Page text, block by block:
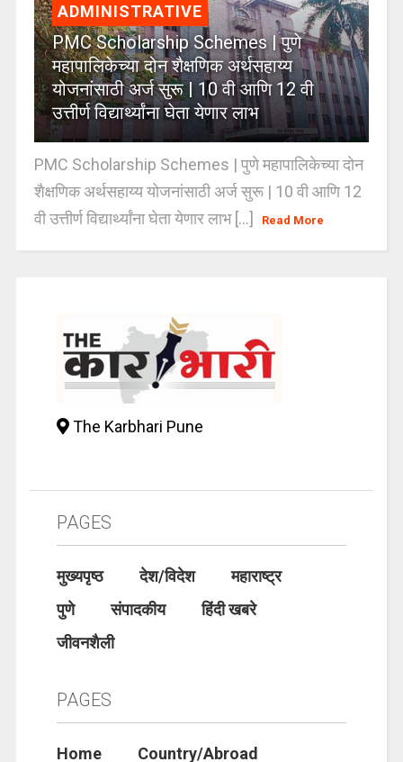
ADMINISTRATIVE
PMC Scholarship Schemes | पुणे
महापालिकेच्या दोन शैक्षणिक अर्थसहाय्य
योजनांसाठी अर्ज सुरू | 10 वी आणि 12 वी
उत्तीर्ण विद्यार्थ्यांना घेता येणार लाभ
PMC Scholarship Schemes | पुणे महापालिकेच्या दोन
शैक्षणिक अर्थसहाय्य योजनांसाठी अर्ज सुरू | 10 वी आणि 12
वी उत्तीर्ण विद्यार्थ्यांना घेता येणार लाभ [...]
Read More
The Karbhari Pune
PAGES
मुख्यपृष्ठ देश/विदेश
महाराष्ट्र
पुणे
संपादकीय
हिंदी खबरे
जीवनशैली
PAGES
Home Country/Abroad